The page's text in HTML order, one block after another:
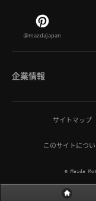
@mazdajapan
企業情報
マツダについて
ひとを想う価値創造
サイトマップ
このサイトにつ
© Mazda